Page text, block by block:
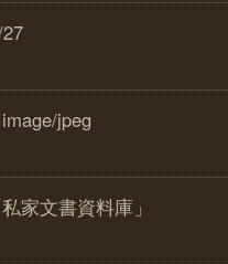
jpeg
家文書資料庫」